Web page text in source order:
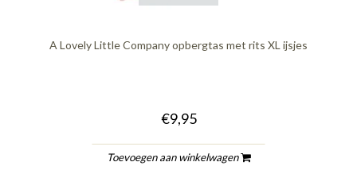
A Lovely Little Company opbergtas met rits XL ijsjes
€9,95
Toevoegen aan winkelwagen